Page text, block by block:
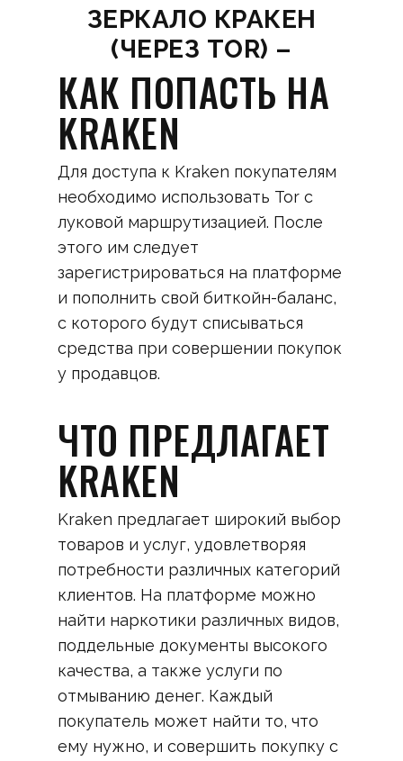
ЗЕРКАЛО КРАКЕН
(ЧЕРЕЗ TOR) –
КАК ПОПАСТЬ НА
KRAKEN
Для доступа к Kraken покупателям
необходимо использовать Tor с
луковой маршрутизацией. После
этого им следует
зарегистрироваться на платформе
и пополнить свой биткойн-баланс,
с которого будут списываться
средства при совершении покупок
у продавцов.
ЧТО ПРЕДЛАГАЕТ
KRAKEN
Kraken предлагает широкий выбор
товаров и услуг, удовлетворяя
потребности различных категорий
клиентов. На платформе можно
найти наркотики различных видов,
поддельные документы высокого
качества, а также услуги по
отмыванию денег. Каждый
покупатель может найти то, что
ему нужно, и совершить покупку с